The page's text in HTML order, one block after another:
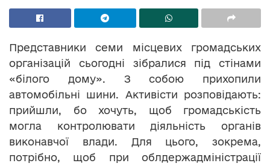
Представники семи місцевих громадських
організацій сьогодні зібралися під стінами
«білого дому». З собою прихопили
автомобільні шини. Активісти розповідають:
прийшли, бо хочуть, щоб громадськість
могла контролювати діяльність органів
виконавчої влади. Для цього, зокрема,
потрібно, щоб при облдержадміністрації